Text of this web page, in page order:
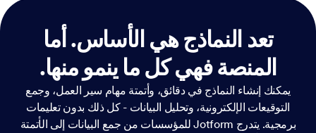
تعد النماذج هي الأساس. أما
المنصة فهي كل ما ينمو منها.
يمكنك إنشاء النماذج في دقائق، وأتمتة مهام سير العمل، وجمع
التوقيعات الإلكترونية، وتحليل البيانات - كل ذلك بدون تعليمات
برمجية. يتدرج Jotform للمؤسسات من جمع البيانات إلى الأتمتة